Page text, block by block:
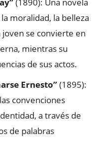
(1890): Una novela
moralidad, la belleza
se convierte en
mientras su
de sus actos.
Ernesto”(1895):
convenciones
a través de
de palabras